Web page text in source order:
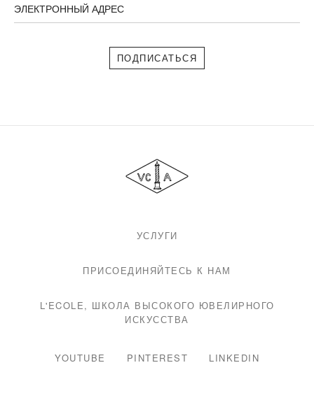
ЭЛЕКТРОННЫЙ АДРЕС
&
Arpels
УСЛУГИ
ПРИСОЕДИНЯЙТЕСЬ К НАМ
L'ECOLE, ШКОЛА ВЫСОКОГО ЮВЕЛИРНОГО
ИСКУССТВА
YOUTUBE PINTEREST LINKEDIN